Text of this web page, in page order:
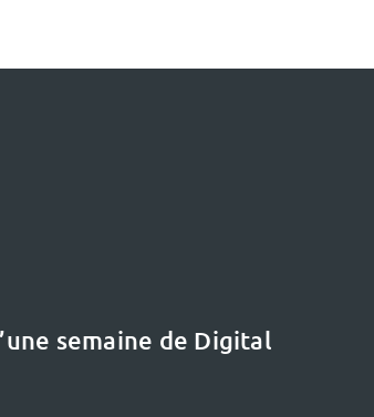
semaine de Digital